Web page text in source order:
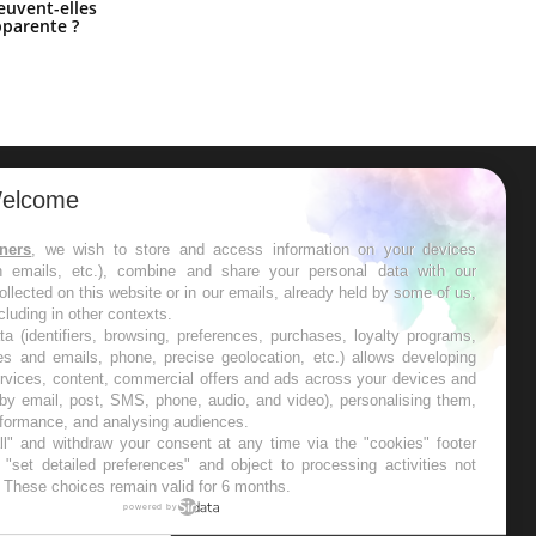
elles
?
les semaines les meilleures
, we wish to store and access information on your devices
emails, etc.), combine and share your personal data with our
on this website or in our emails, already held by some of us,
in other contexts.
(identifiers, browsing, preferences, purchases, loyalty programs,
and emails, phone, precise geolocation, etc.) allows developing
content, commercial offers and ads across your devices and
email, post, SMS, phone, audio, and video), personalising them,
and analysing audiences.
and withdraw your consent at any time via the "cookies" footer
detailed preferences" and object to processing activities not
choices remain valid for 6 months.
powered by